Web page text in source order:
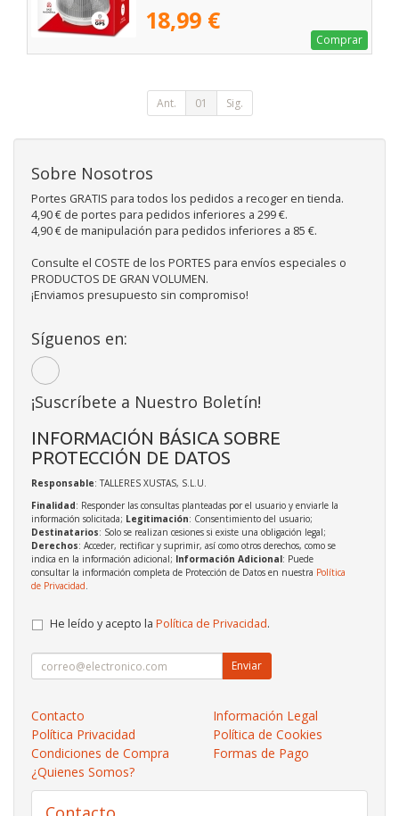
18,99 €
Comprar
Ant. 01 Sig.
Sobre Nosotros
Portes GRATIS para todos los pedidos a recoger en tienda.
4,90 € de portes para pedidos inferiores a 299 €.
4,90 € de manipulación para pedidos inferiores a 85 €.
Consulte el COSTE de los PORTES para envíos especiales o
PRODUCTOS DE GRAN VOLUMEN.
¡Enviamos presupuesto sin compromiso!
Síguenos en:
¡Suscríbete a Nuestro Boletín!
INFORMACIÓN BÁSICA SOBRE
PROTECCIÓN DE DATOS
Responsable: TALLERES XUSTAS, S.L.U.
Finalidad: Responder las consultas planteadas por el usuario y enviarle la
información solicitada; Legitimación: Consentimiento del usuario;
Destinatarios: Solo se realizan cesiones si existe una obligación legal;
Derechos: Acceder, rectificar y suprimir, así como otros derechos, como se
indica en la información adicional; Información Adicional: Puede
consultar la información completa de Protección de Datos en nuestra Política
de Privacidad.
He leído y acepto la Política de Privacidad.
Enviar
Contacto
Información Legal
Política Privacidad
Política de Cookies
Condiciones de Compra
Formas de Pago
¿Quienes Somos?